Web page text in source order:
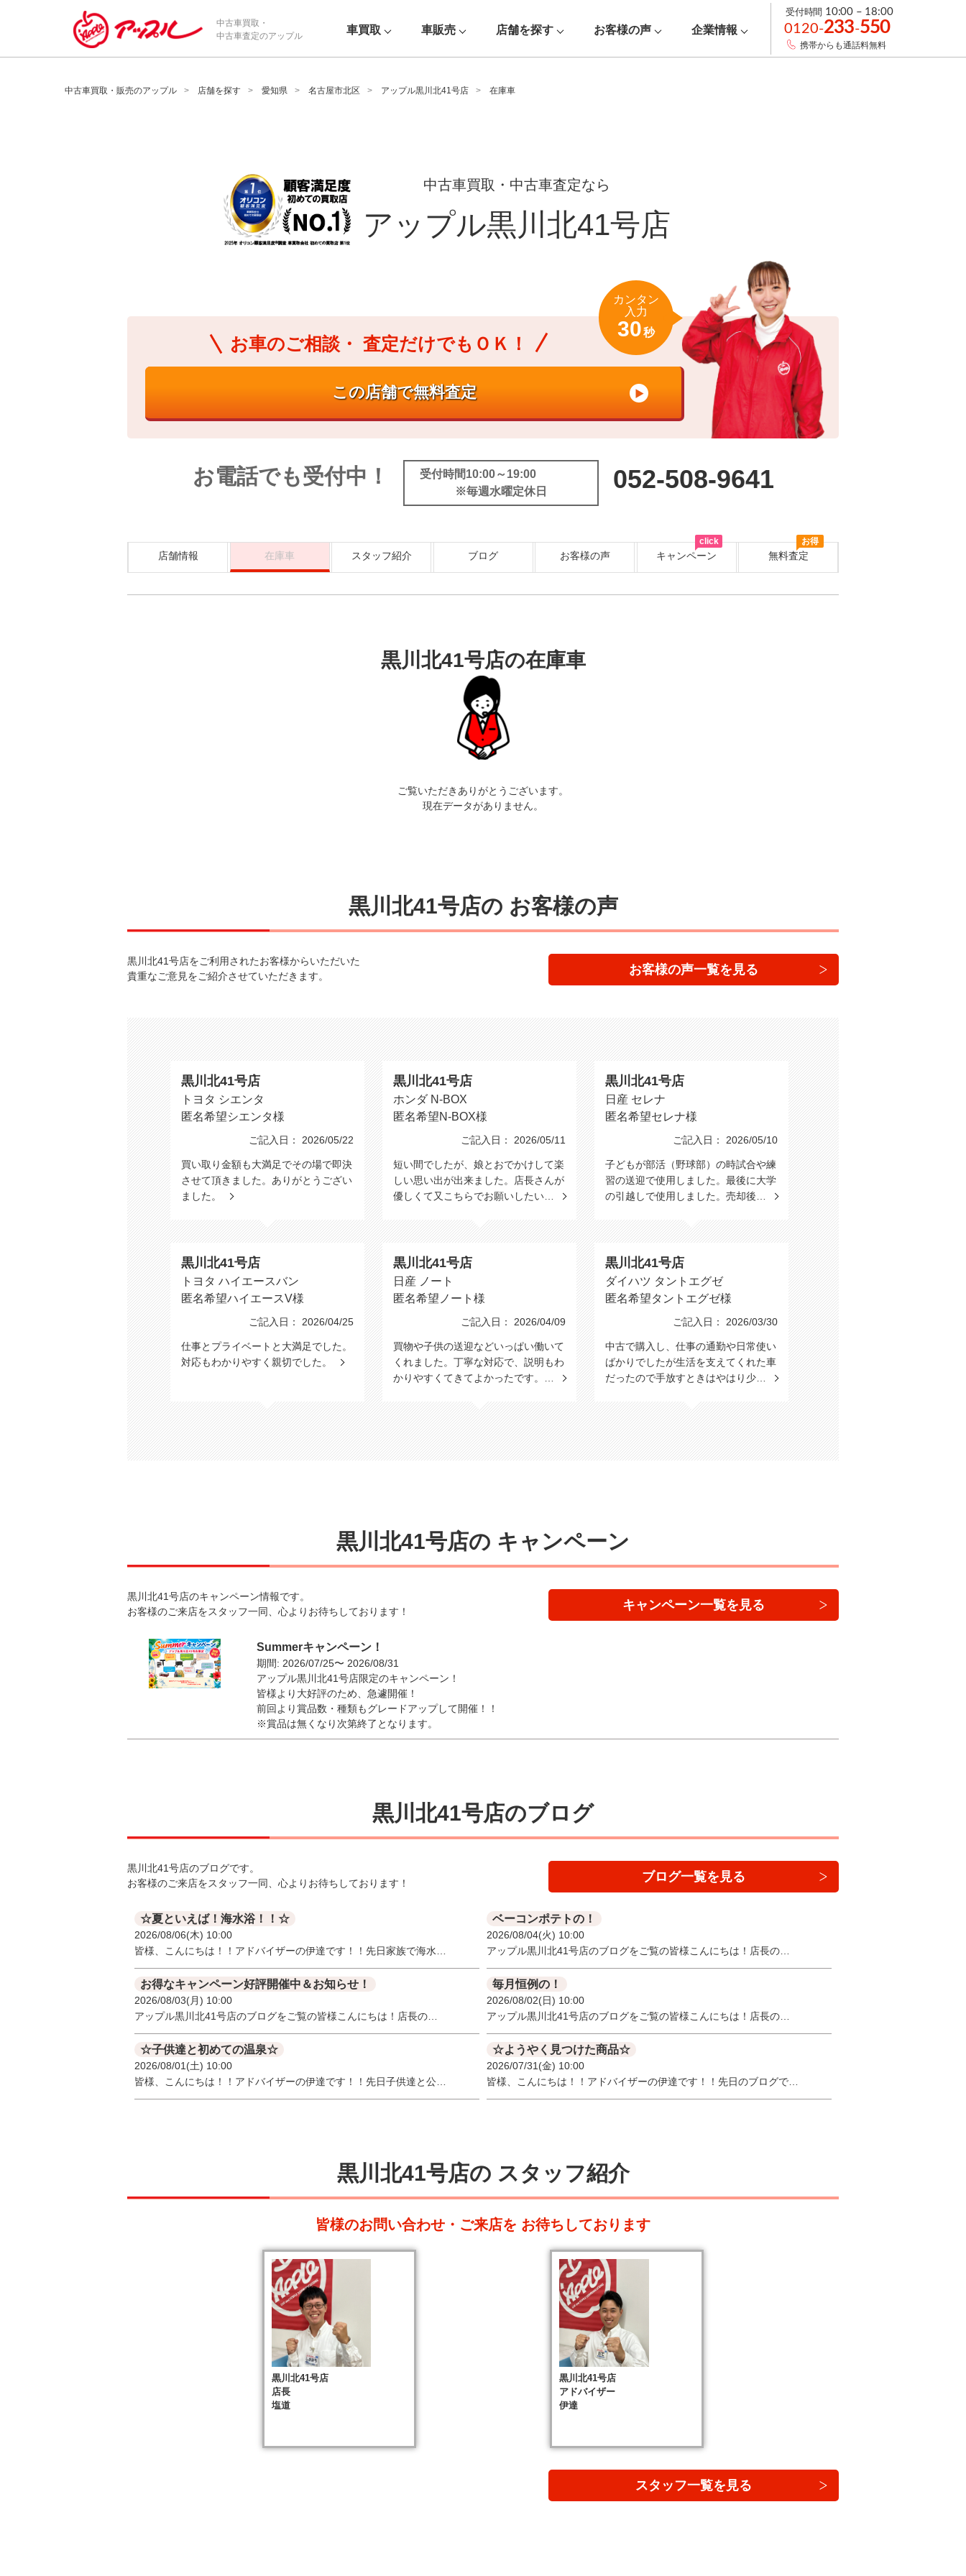
/*ABテスト_新規査定フォームの為のCVボタン*/
中古車買取・
中古車査定のアップル
車買取 車販売 店舗を探す お客様の声 企業情報
受付時間 10:00 – 18:00
0120-233-550
携帯からも通話料無料
中古車買取・販売のアップル 店舗を探す 愛知県 名古屋市北区 アップル黒川北41号店 在庫車
中古車買取・中古車査定なら
アップル黒川北41号店
お車のご相談・ 査定だけでもＯＫ！
カンタン
入力
30秒
お電話でも受付中！
受付時間10:00～19:00
※毎週水曜定休日
052-508-9641
店舗情報 在庫車 スタッフ紹介 ブログ お客様の声 キャンペーン
お得
無料査定
click
黒川北41号店の在庫車
ご覧いただきありがとうございます。
現在データがありません。
黒川北41号店の お客様の声
黒川北41号店をご利用されたお客様からいただいた
貴重なご意見をご紹介させていただきます。
お客様の声一覧を見る
黒川北41号店
トヨタ シエンタ
匿名希望シエンタ様
ご記入日： 2026/05/22
買い取り金額も大満足でその場で即決
させて頂きました。ありがとうござい
ました。
黒川北41号店
ホンダ N-BOX
匿名希望N-BOX様
ご記入日： 2026/05/11
短い間でしたが、娘とおでかけして楽
しい思い出が出来ました。店長さんが
優しくて又こちらでお願いしたい…
黒川北41号店
日産 セレナ
匿名希望セレナ様
ご記入日： 2026/05/10
子どもが部活（野球部）の時試合や練
習の送迎で使用しました。最後に大学
の引越しで使用しました。売却後…
黒川北41号店
トヨタ ハイエースバン
匿名希望ハイエースV様
ご記入日： 2026/04/25
仕事とプライベートと大満足でした。
対応もわかりやすく親切でした。
黒川北41号店
日産 ノート
匿名希望ノート様
ご記入日： 2026/04/09
買物や子供の送迎などいっぱい働いて
くれました。丁寧な対応で、説明もわ
かりやすくてきてよかったです。…
黒川北41号店
ダイハツ タントエグゼ
匿名希望タントエグゼ様
ご記入日： 2026/03/30
中古で購入し、仕事の通勤や日常使い
ばかりでしたが生活を支えてくれた車
だったので手放すときはやはり少…
黒川北41号店の キャンペーン
黒川北41号店のキャンペーン情報です。
お客様のご来店をスタッフ一同、心よりお待ちしております！
キャンペーン一覧を見る
Summerキャンペーン！
期間: 2026/07/25〜 2026/08/31
アップル黒川北41号店限定のキャンペーン！
皆様より大好評のため、急遽開催！
前回より賞品数・種類もグレードアップして開催！！
※賞品は無くなり次第終了となります。
黒川北41号店のブログ
黒川北41号店のブログです。
お客様のご来店をスタッフ一同、心よりお待ちしております！
ブログ一覧を見る
☆夏といえば！海水浴！！☆
2026/08/06(木) 10:00
皆様、こんにちは！！アドバイザーの伊達です！！先日家族で海水…
ベーコンポテトの！
2026/08/04(火) 10:00
アップル黒川北41号店のブログをご覧の皆様こんにちは！店長の…
お得なキャンペーン好評開催中＆お知らせ！
2026/08/03(月) 10:00
アップル黒川北41号店のブログをご覧の皆様こんにちは！店長の…
毎月恒例の！
2026/08/02(日) 10:00
アップル黒川北41号店のブログをご覧の皆様こんにちは！店長の…
☆子供達と初めての温泉☆
2026/08/01(土) 10:00
皆様、こんにちは！！アドバイザーの伊達です！！先日子供達と公…
☆ようやく見つけた商品☆
2026/07/31(金) 10:00
皆様、こんにちは！！アドバイザーの伊達です！！先日のブログで…
黒川北41号店の スタッフ紹介
皆様のお問い合わせ・ご来店を お待ちしております
黒川北41号店
店長
塩道
黒川北41号店
アドバイザー
伊達
スタッフ一覧を見る